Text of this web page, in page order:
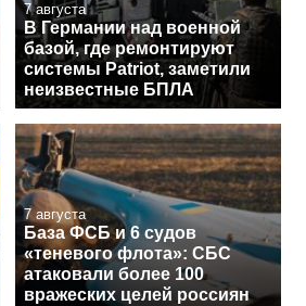
7 августа
В Германии над военной
базой, где ремонтируют
системы Patriot, заметили
неизвестные БПЛА
7 августа
База ФСБ и 6 судов
«теневого флота»: СБС
атаковали более 100
вражеских целей россиян